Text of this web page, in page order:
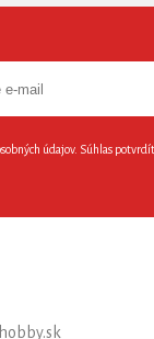
údajov. Súhlas